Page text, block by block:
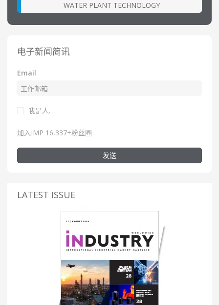
WATER PLANT TECHNOLOGY
电子新闻简讯
Email
我是人.
加入IMP 16,337+粉丝圈
发送
LATEST ISSUE